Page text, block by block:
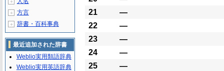
21
―
22
―
23
―
24
―
25
―
＋
＋ 方言
＋ 辞書・百科事典
最近追加された辞書
Weblio実用類語辞典
Weblio実用英語辞典